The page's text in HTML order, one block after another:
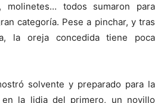
molinetes… todos sumaron para
categoría. Pese a pinchar, y tras
la oreja concedida tiene poca
solvente y preparado para la
en la lidia del primero, un novillo